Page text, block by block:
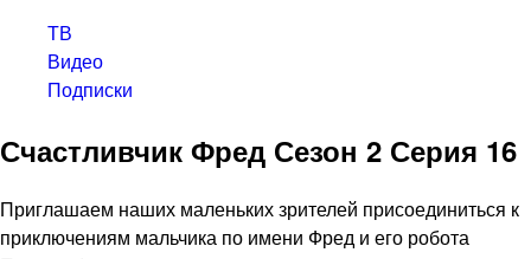
ТВ
Видео
Подписки
Счастливчик Фред Сезон 2 Серия 16
Приглашаем наших маленьких зрителей присоединиться к
приключениям мальчика по имени Фред и его робота